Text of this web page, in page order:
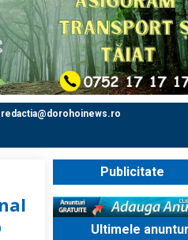
redactia@dorohoinews.ro
Publicitate
Ultimele